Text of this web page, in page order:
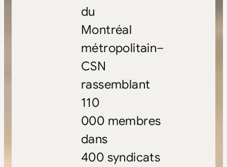
du
Montréal
métropolitain–
CSN
rassemblant
110
000 membres
dans
400 syndicats